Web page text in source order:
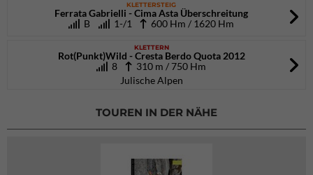
KLETTERSTEIG
Ferrata Gabrielli - Cima Asta Überschreitung
B
1-/1 600 Hm / 1620 Hm
KLETTERN
Rot(Punkt)Wild - Cresta Berdo Quota 2012
8
310 m / 750 Hm
Julische Alpen
TOUREN IN DER NÄHE